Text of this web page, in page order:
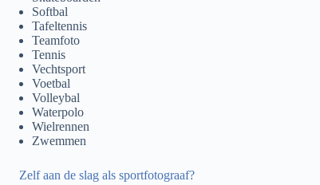
Softbal
Tafeltennis
Teamfoto
Tennis
Vechtsport
Voetbal
Volleybal
Waterpolo
Wielrennen
Zwemmen
Zelf aan de slag als sportfotograaf?